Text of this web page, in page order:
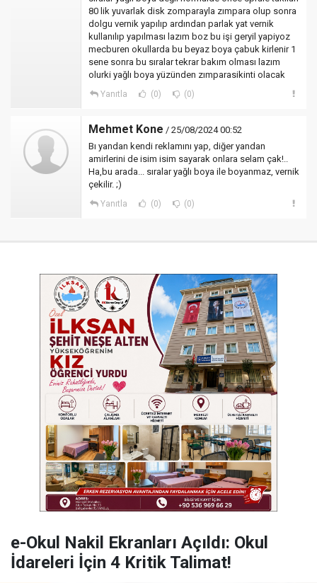
80 lik yuvarlak disk zomparayla zımpara olup sonra
dolgu vernik yapılıp ardından parlak yat vernik
kullanılıp yapılması lazım boz bu işi geryil yapiyoz
mecburen okullarda bu beyaz boya çabuk kirlenir 1
sene sonra bu sıralar tekrar bakım olması lazım
olurki yağlı boya yüzünden zımparasikinti olacak
Yanıtla (0) (0)
Mehmet Kone / 25/08/2024 00:52
Bı yandan kendi reklamını yap, diğer yandan
amirlerini de isim isim sayarak onlara selam çak!..
Ha,bu arada... sıralar yağlı boya ile boyanmaz, vernik
çekilir. ;)
Yanıtla (0) (0)
e-Okul Nakil Ekranları Açıldı: Okul
İdareleri İçin 4 Kritik Talimat!